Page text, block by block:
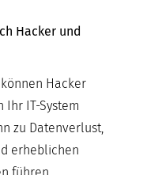
Hacker und
Hacker
IT-System
zu Datenverlust,
erheblichen